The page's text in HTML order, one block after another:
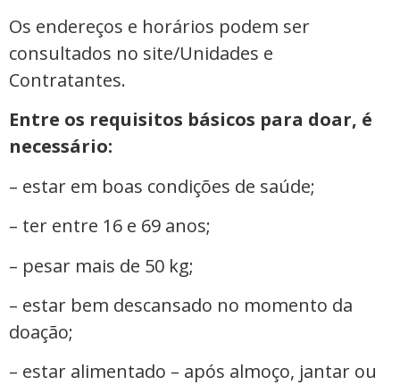
Os endereços e horários podem ser
consultados no site/Unidades e
Contratantes.
Entre os requisitos básicos para doar, é
necessário:
– estar em boas condições de saúde;
– ter entre 16 e 69 anos;
– pesar mais de 50 kg;
– estar bem descansado no momento da
doação;
– estar alimentado – após almoço, jantar ou